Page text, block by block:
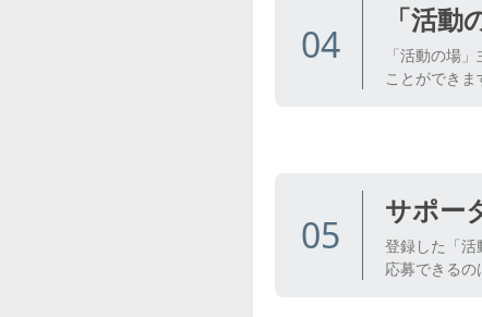
04
「活動
「活動の場
ことができま
05
サポー
登録した「活
応募できるの